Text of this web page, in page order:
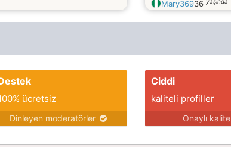
Mary36936
ücretsiz
Dinleyen moderatörler
Ciddi
kaliteli profiller
Onaylı kalite